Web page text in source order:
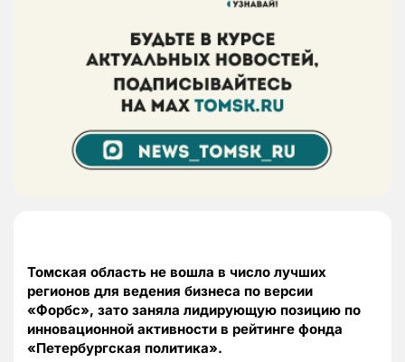
Томская область не вошла в число лучших
регионов для ведения бизнеса по версии
«Форбс», зато заняла лидирующую позицию по
инновационной активности в рейтинге фонда
«Петербургская политика».